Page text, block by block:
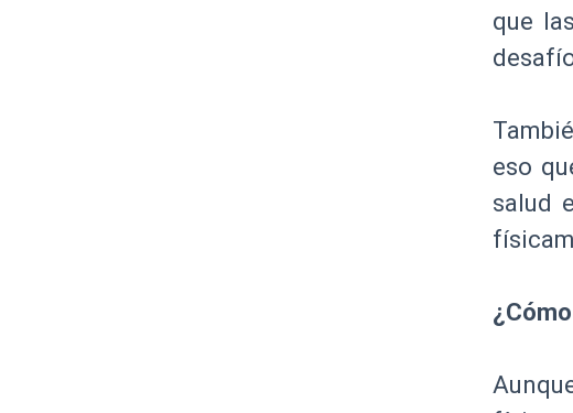
que
eso
salud